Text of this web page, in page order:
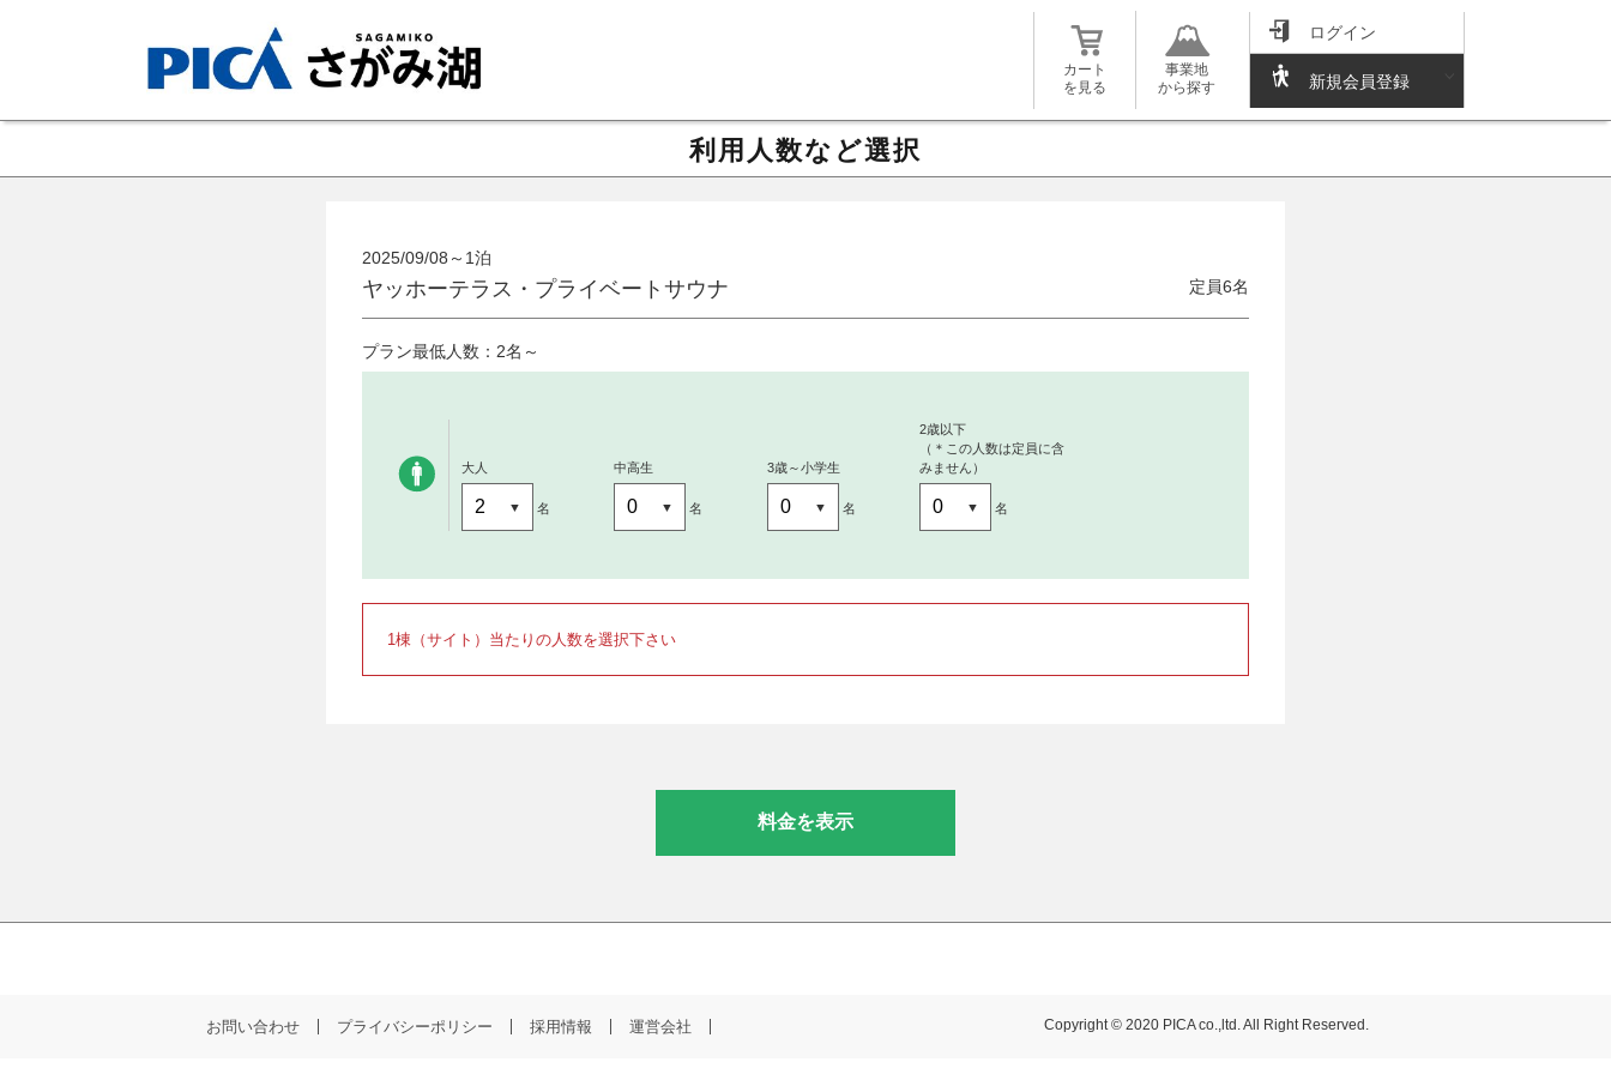
カート
を見る
事業地
から探す
ログイン
新規会員登録
利用人数など選択
2025/09/08～1泊
ヤッホーテラス・プライベートサウナ 定員6名
プラン最低人数：2名～
大人
名
中高生
名
3歳～小学生
名
2歳以下
（＊この人数は定員に含
みません）
名
1棟（サイト）当たりの人数を選択下さい
料金を表示
お問い合わせ プライバシーポリシー 採用情報 運営会社 Copyright © 2020 PICA co.,ltd. All Right Reserved.